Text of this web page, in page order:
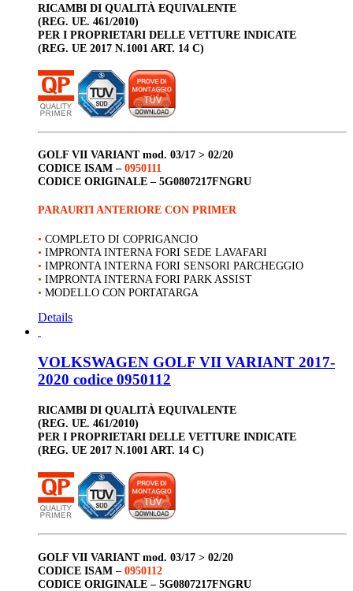
RICAMBI DI QUALITÀ EQUIVALENTE
(REG. UE. 461/2010)
PER I PROPRIETARI DELLE VETTURE INDICATE
(REG. UE 2017 N.1001 ART. 14 C)
GOLF VII VARIANTmod. 03/17 > 02/20
CODICE ISAM – 0950111
CODICE ORIGINALE – 5G0807217FNGRU
PARAURTI ANTERIORE CON PRIMER
• COMPLETO DI COPRIGANCIO
• IMPRONTA INTERNA FORI SEDE LAVAFARI
• IMPRONTA INTERNA FORI SENSORI PARCHEGGIO
• IMPRONTA INTERNA FORI PARK ASSIST
• MODELLO CON PORTATARGA
Details
VOLKSWAGEN GOLF VII VARIANT 2017-
2020 codice 0950112
RICAMBI DI QUALITÀ EQUIVALENTE
(REG. UE. 461/2010)
PER I PROPRIETARI DELLE VETTURE INDICATE
(REG. UE 2017 N.1001 ART. 14 C)
GOLF VII VARIANTmod. 03/17 > 02/20
CODICE ISAM – 0950112
CODICE ORIGINALE – 5G0807217FNGRU